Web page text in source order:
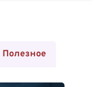
Полезное